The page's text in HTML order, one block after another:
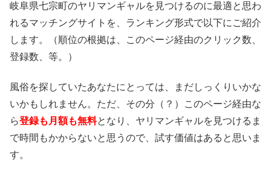
岐阜県七宗町のヤリマンギャルを見つけるのに最適と思わ
れるマッチングサイトを、ランキング形式で以下にご紹介
します。（順位の根拠は、このページ経由のクリック数、
登録数、等。）
風俗を探していたあなたにとっては、まだしっくりいかな
いかもしれません。ただ、その分（？）このページ経由な
ら登録も月額も無料となり、ヤリマンギャルを見つけるま
で時間もかからないと思うので、試す価値はあると思いま
す。